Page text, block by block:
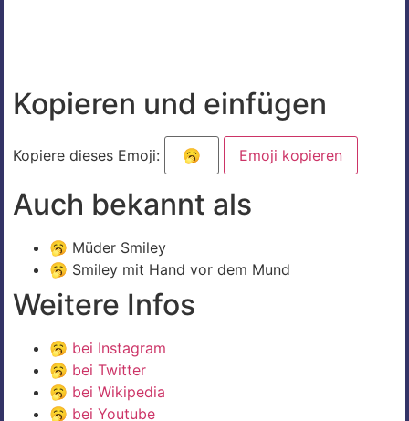
Kopieren und einfügen
Kopiere dieses Emoji: Emoji kopieren
Auch bekannt als
🥱 Müder Smiley
🥱 Smiley mit Hand vor dem Mund
Weitere Infos
🥱 bei Instagram
🥱 bei Twitter
🥱 bei Wikipedia
🥱 bei Youtube